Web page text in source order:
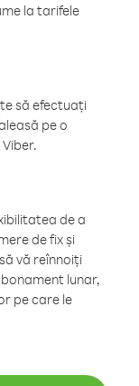
la tarifele
să efectuați
pe o
de a
de fix și
vă reînnoiți
lunar,
pe care le